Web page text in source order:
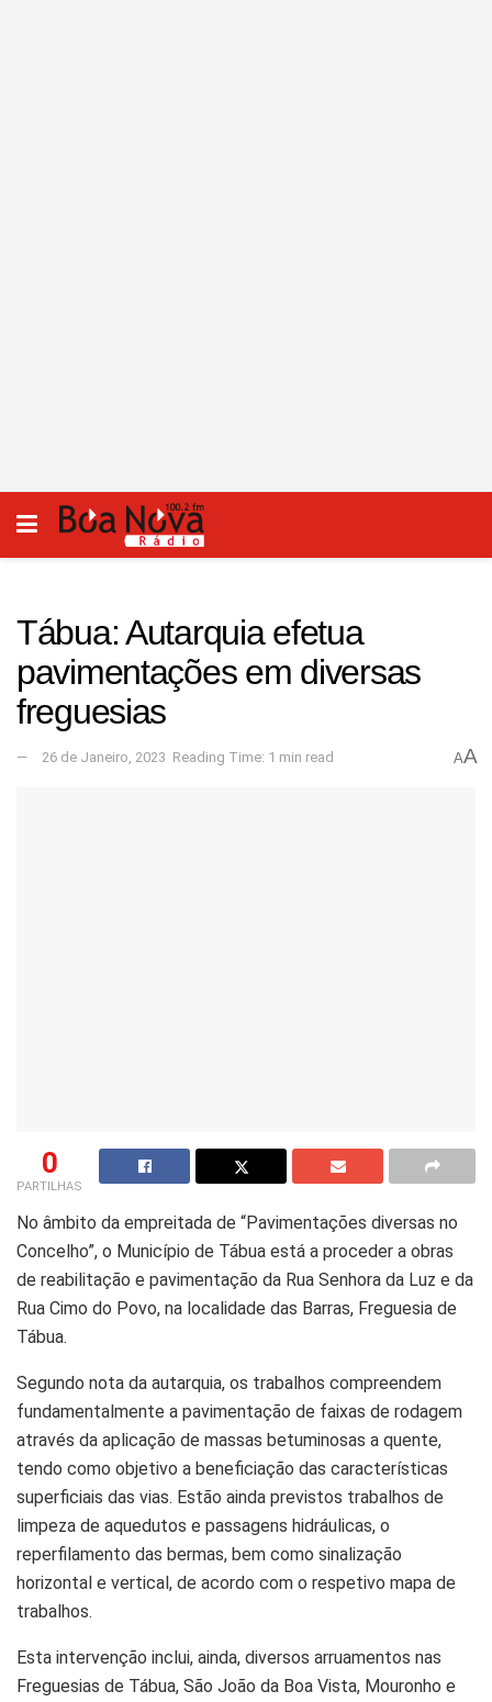
Tábua: Autarquia efetua
pavimentações em diversas
freguesias
26 de Janeiro, 2023 Reading Time: 1 min read AA
0
PARTILHAS
No âmbito da empreitada de “Pavimentações diversas no
Concelho”, o Município de Tábua está a proceder a obras
de reabilitação e pavimentação da Rua Senhora da Luz e da
Rua Cimo do Povo, na localidade das Barras, Freguesia de
Tábua.
Segundo nota da autarquia, os trabalhos compreendem
fundamentalmente a pavimentação de faixas de rodagem
através da aplicação de massas betuminosas a quente,
tendo como objetivo a beneficiação das características
superficiais das vias. Estão ainda previstos trabalhos de
limpeza de aquedutos e passagens hidráulicas, o
reperfilamento das bermas, bem como sinalização
horizontal e vertical, de acordo com o respetivo mapa de
trabalhos.
Esta intervenção inclui, ainda, diversos arruamentos nas
Freguesias de Tábua, São João da Boa Vista, Mouronho e